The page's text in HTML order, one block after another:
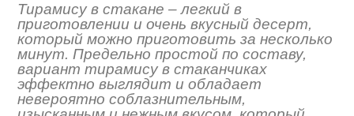
Тирамису в стакане – легкий в
приготовлении и очень вкусный десерт,
который можно приготовить за несколько
минут. Предельно простой по составу,
вариант тирамису в стаканчиках
эффектно выглядит и обладает
невероятно соблазнительным,